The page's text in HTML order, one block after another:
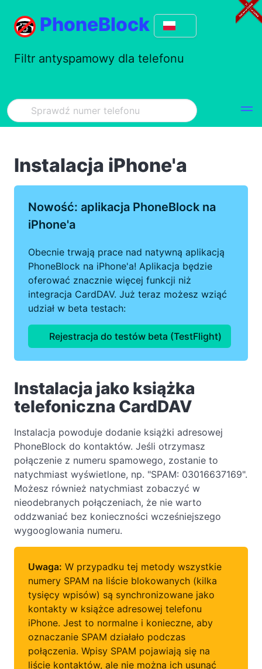
PhoneBlock
Filtr antyspamowy dla telefonu
Instalacja iPhone'a
Nowość: aplikacja PhoneBlock na
iPhone'a
Obecnie trwają prace nad natywną aplikacją
PhoneBlock na iPhone'a! Aplikacja będzie
oferować znacznie więcej funkcji niż
integracja CardDAV. Już teraz możesz wziąć
udział w beta testach:
Rejestracja do testów beta (TestFlight)
Instalacja jako książka
telefoniczna CardDAV
Instalacja powoduje dodanie książki adresowej
PhoneBlock do kontaktów. Jeśli otrzymasz
połączenie z numeru spamowego, zostanie to
natychmiast wyświetlone, np. "SPAM: 03016637169".
Możesz również natychmiast zobaczyć w
nieodebranych połączeniach, że nie warto
oddzwaniać bez konieczności wcześniejszego
wygooglowania numeru.
Uwaga: W przypadku tej metody wszystkie
numery SPAM na liście blokowanych (kilka
tysięcy wpisów) są synchronizowane jako
kontakty w książce adresowej telefonu
iPhone. Jest to normalne i konieczne, aby
oznaczanie SPAM działało podczas
połączenia. Wpisy SPAM pojawiają się na
liście kontaktów, ale nie można ich usunąć